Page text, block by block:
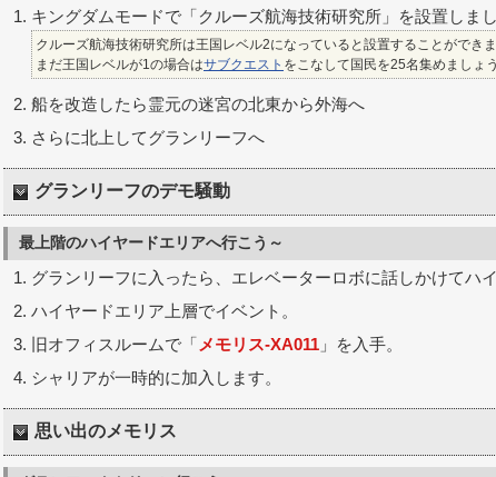
キングダムモードで「クルーズ航海技術研究所」を設置しま
クルーズ航海技術研究所は王国レベル2になっていると設置することができ
まだ王国レベルが1の場合はサブクエスト をこなして国民を25名集めましょ
船を改造したら霊元の迷宮の北東から外海へ
さらに北上してグランリーフへ
グランリーフのデモ騒動
最上階のハイヤードエリアへ行こう～
グランリーフに入ったら、エレベーターロボに話しかけてハ
ハイヤードエリア上層でイベント。
旧オフィスルームで「 メモリス-XA011 」を入手。
シャリアが一時的に加入します。
思い出のメモリス